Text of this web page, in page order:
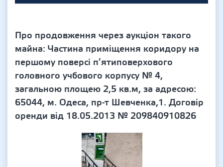
Про продовження через аукціон такого
майна: Частина приміщення коридору на
першому поверсі п’ятиповерхового
головного учбового корпусу № 4,
загальною площею 2,5 кв.м, за адресою:
65044, м. Одеса, пр-т Шевченка,1. Договір
оренди від 18.05.2013 № 209840910826